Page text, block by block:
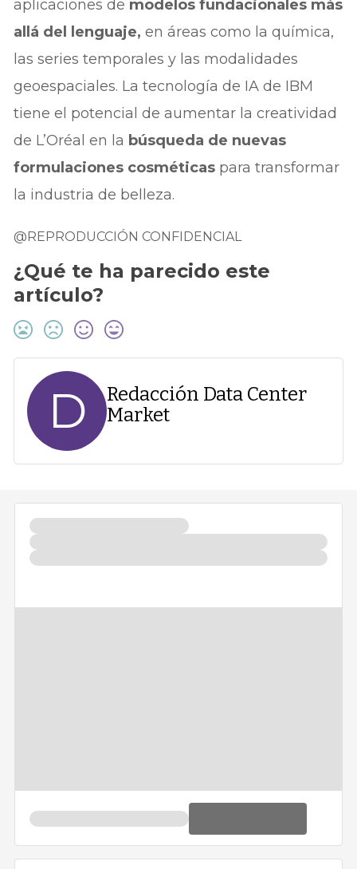
aplicaciones de modelos fundacionales más
allá del lenguaje, en áreas como la química,
las series temporales y las modalidades
geoespaciales. La tecnología de IA de IBM
tiene el potencial de aumentar la creatividad
de L’Oréal en la búsqueda de nuevas
formulaciones cosméticas para transformar
la industria de belleza.
@REPRODUCCIÓN CONFIDENCIAL
¿Qué te ha parecido este
artículo?
D
Redacción Data Center
Market